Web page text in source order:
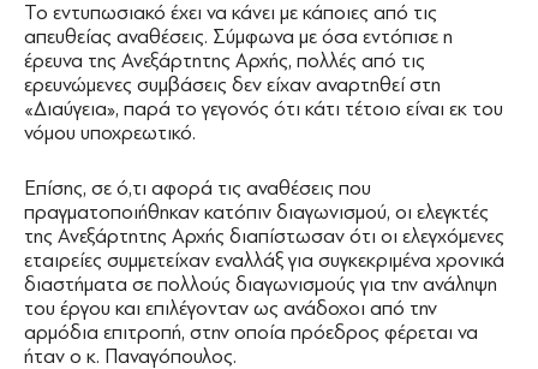
Το εντυπωσιακό έχει να κάνει με κάποιες από τις
απευθείας αναθέσεις. Σύμφωνα με όσα εντόπισε η
έρευνα της Ανεξάρτητης Αρχής, πολλές από τις
ερευνώμενες συμβάσεις δεν είχαν αναρτηθεί στη
«Διαύγεια», παρά το γεγονός ότι κάτι τέτοιο είναι εκ του
νόμου υποχρεωτικό.
Επίσης, σε ό,τι αφορά τις αναθέσεις που
πραγματοποιήθηκαν κατόπιν διαγωνισμού, οι ελεγκτές
της Ανεξάρτητης Αρχής διαπίστωσαν ότι οι ελεγχόμενες
εταιρείες συμμετείχαν εναλλάξ για συγκεκριμένα χρονικά
διαστήματα σε πολλούς διαγωνισμούς για την ανάληψη
του έργου και επιλέγονταν ως ανάδοχοι από την
αρμόδια επιτροπή, στην οποία πρόεδρος φέρεται να
ήταν ο κ. Παναγόπουλος.